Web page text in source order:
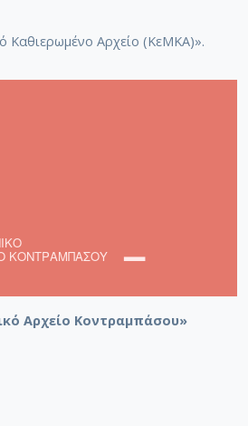
Καθιερωμένο Αρχείο (ΚεΜΚΑ)».
Αρχείο Κοντραμπάσου»